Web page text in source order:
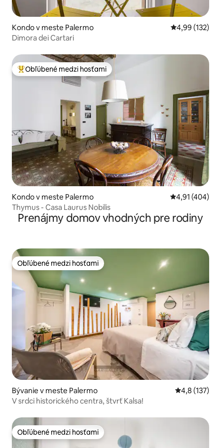
Kondo v meste Palermo Priemerné
4,99 (132)
Dimora dei Cartari
Najobľúbenejšie medzi hosťami
Obľúbené medzi hosťami
Kondo v meste Palermo Priemerné
4,91 (404)
Thymus - Casa Laurus Nobilis
Prenájmy domov vhodných pre rodiny
Obľúbené medzi hosťami
Obľúbené medzi hosťami
Bývanie v meste Palermo Priemerné
4,8 (137)
V srdci historického centra, štvrť Kalsa!
Obľúbené medzi hosťami
Obľúbené medzi hosťami